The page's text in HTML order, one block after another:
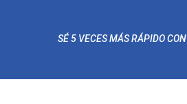
SÉ 5 VECES MÁS RÁPIDO CON